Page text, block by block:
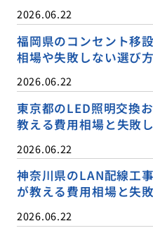
2026.06.22
福岡県のコンセント移
相場や失敗しない選び
2026.06.22
東京都のLED照明交換
教える費用相場と失敗
2026.06.22
神奈川県のLAN配線工
が教える費用相場と失
2026.06.22